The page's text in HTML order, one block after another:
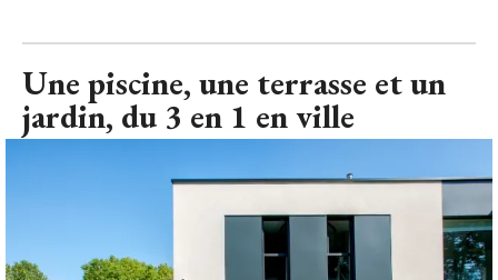
Une piscine, une terrasse et un
jardin, du 3 en 1 en ville